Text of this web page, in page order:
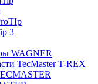
3
WAGNER
TecMaster T-REX